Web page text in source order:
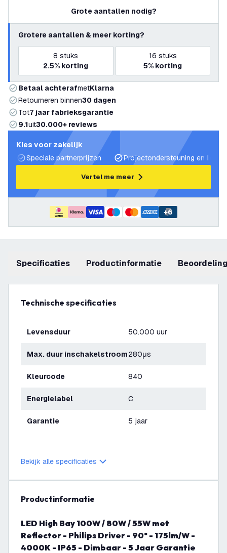
Grote aantallen nodig?
Grotere aantallen & meer korting?
8 stuks
2.5% korting
16 stuks
5% korting
Betaal achterafmetKlarna
Retourneren binnen30 dagen
Tot7 jaar fabrieksgarantie
9.1uit30.000+ reviews
Kies voor zakelijk
Speciale partnerprijzen
Projectondersteuning en
Vertel me meer
+6
Specificaties productinformatie
Technische specificaties
Levensduur 50.000 uur
Max. duur inschakelstroom280μs
Kleurcode 840
Energielabel C
Garantie 5 jaar
Bekijk alle specificaties
productinformatie
LED High Bay 100W / 80W / 55W met
Reflector - Philips Driver - 90° - 175lm/W -
4000K - IP65 - Dimbaar - 5 Jaar Garantie